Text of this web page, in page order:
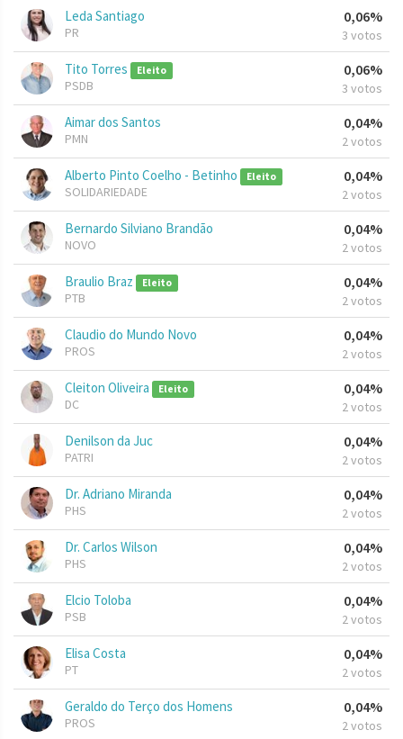
Leda Santiago
PR
0,06%
3 votos
Tito Torres Eleito
PSDB
0,06%
3 votos
Aimar dos Santos
PMN
0,04%
2 votos
Alberto Pinto Coelho - Betinho Eleito
SOLIDARIEDADE
0,04%
2 votos
Bernardo Silviano Brandão
NOVO
0,04%
2 votos
Braulio Braz Eleito
PTB
0,04%
2 votos
Claudio do Mundo Novo
PROS
0,04%
2 votos
Cleiton Oliveira Eleito
DC
0,04%
2 votos
Denilson da Juc
PATRI
0,04%
2 votos
Dr. Adriano Miranda
PHS
0,04%
2 votos
Dr. Carlos Wilson
PHS
0,04%
2 votos
Elcio Toloba
PSB
0,04%
2 votos
Elisa Costa
PT
0,04%
2 votos
Geraldo do Terço dos Homens
PROS
0,04%
2 votos